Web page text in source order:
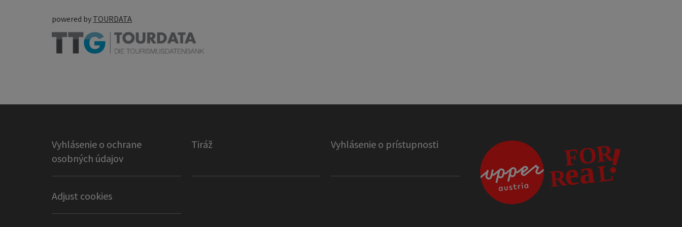
powered by TOURDATA
Vyhlásenie o ochrane
osobných údajov
Tiráž Vyhlásenie o prístupnosti
Adjust cookies